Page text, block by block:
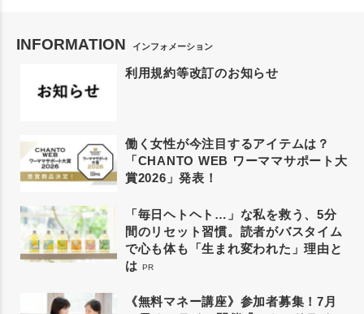
INFORMATION インフォメーション
利用規約等改訂のお知らせ
働く女性が今注目するアイテムは？
「CHANTO WEB ワーママサポート大
賞2026」発表！
「毎日ヘトヘト…」な私を救う、5分
間のリセット習慣。読者がバスタイム
で心も体も「生まれ変われた」理由と
は PR
《無料マネー講座》参加者募集！7月